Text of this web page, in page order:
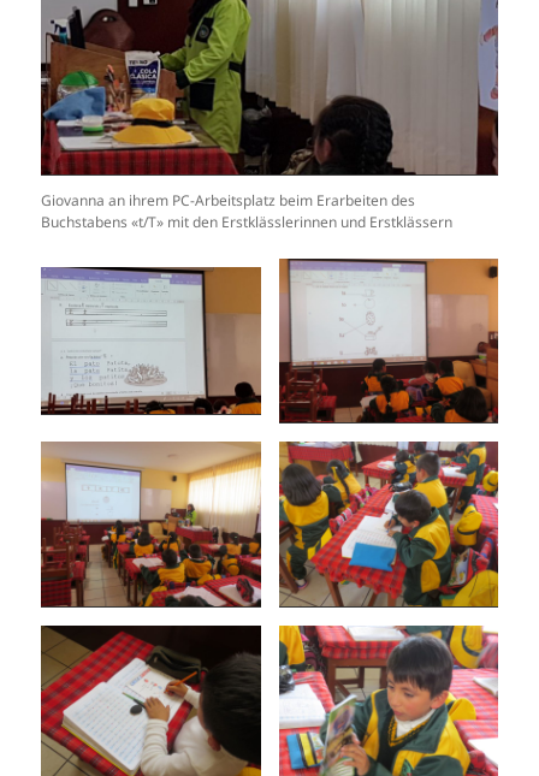
Giovanna an ihrem PC-Arbeitsplatz beim Erarbeiten des
Buchstabens «t/T» mit den Erstklässlerinnen und Erstklässern